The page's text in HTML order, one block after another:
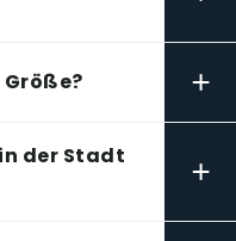
+
der Stadt
+